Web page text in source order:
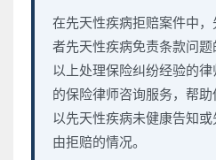
在先天性疾病拒赔案件中
者先天性疾病免责条款问
以上处理保险纠纷经验的
的保险律师咨询服务，帮
以先天性疾病未健康告知
由拒赔的情况。